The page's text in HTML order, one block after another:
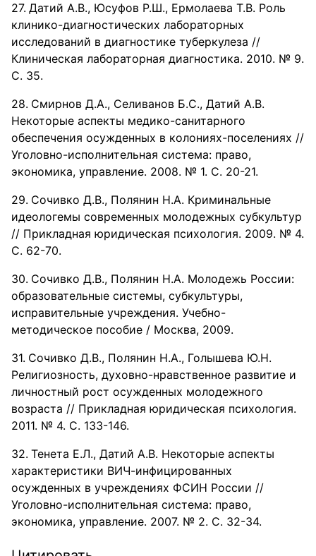
Датий А.В., Юсуфов Р.Ш., Ермолаева Т.В. Роль
клинико-диагностических лабораторных
исследований в диагностике туберкулеза //
Клиническая лабораторная диагностика. 2010. № 9.
С. 35.
Смирнов Д.А., Селиванов Б.С., Датий А.В.
Некоторые аспекты медико-санитарного
обеспечения осужденных в колониях-поселениях //
Уголовно-исполнительная система: право,
экономика, управление. 2008. № 1. С. 20-21.
Сочивко Д.В., Полянин Н.А. Криминальные
идеологемы современных молодежных субкультур
// Прикладная юридическая психология. 2009. № 4.
С. 62-70.
Сочивко Д.В., Полянин Н.А. Молодежь России:
образовательные системы, субкультуры,
исправительные учреждения. Учебно-
методическое пособие / Москва, 2009.
Сочивко Д.В., Полянин Н.А., Голышева Ю.Н.
Религиозность, духовно-нравственное развитие и
личностный рост осужденных молодежного
возраста // Прикладная юридическая психология.
2011. № 4. С. 133-146.
Тенета Е.Л., Датий А.В. Некоторые аспекты
характеристики ВИЧ-инфицированных
осужденных в учреждениях ФСИН России //
Уголовно-исполнительная система: право,
экономика, управление. 2007. № 2. С. 32-34.